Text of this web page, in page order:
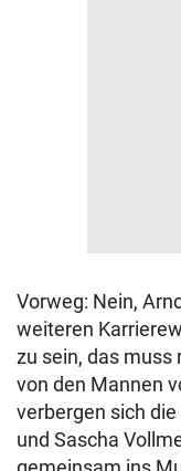
Vorweg: Nein,
weiteren
zu sein, das muss
von den Mannen
verbergen sich
und Sascha